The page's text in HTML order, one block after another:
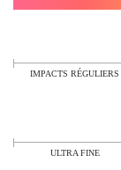
IMPACTS RÉGULIERS
ULTRA FINE